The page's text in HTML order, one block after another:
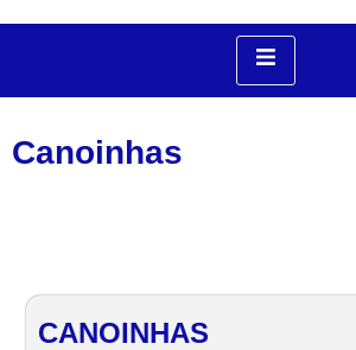
Canoinhas
CANOINHAS